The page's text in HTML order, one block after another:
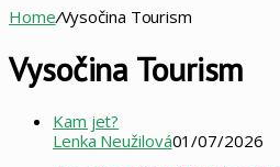
Home/Vysočina Tourism
Vysočina Tourism
Kam jet?
Lenka Neužilová01/07/2026